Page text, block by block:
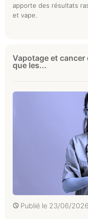
apporte des résultats
et vape.
Vapotage et cancer
que les...
Publié le 23/06/2026